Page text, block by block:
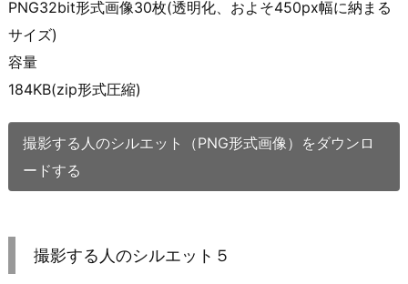
PNG32bit形式画像30枚(透明化、およそ450px幅に納まる
サイズ)
容量
184KB(zip形式圧縮)
撮影する人のシルエット（PNG形式画像）をダウンロ
ードする
撮影する人のシルエット５